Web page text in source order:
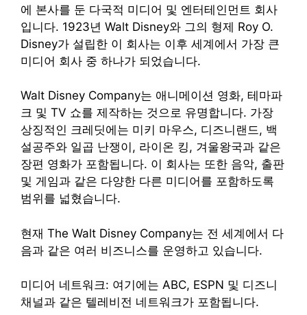
에 본사를 둔 다국적 미디어 및 엔터테인먼트 회사
입니다. 1923년 Walt Disney와 그의 형제 Roy O.
Disney가 설립한 이 회사는 이후 세계에서 가장 큰
미디어 회사 중 하나가 되었습니다.
Walt Disney Company는 애니메이션 영화, 테마파
크 및 TV 쇼를 제작하는 것으로 유명합니다. 가장
상징적인 크레딧에는 미키 마우스, 디즈니랜드, 백
설공주와 일곱 난쟁이, 라이온 킹, 겨울왕국과 같은
장편 영화가 포함됩니다. 이 회사는 또한 음악, 출판
및 게임과 같은 다양한 다른 미디어를 포함하도록
범위를 넓혔습니다.
현재 The Walt Disney Company는 전 세계에서 다
음과 같은 여러 비즈니스를 운영하고 있습니다.
미디어 네트워크: 여기에는 ABC, ESPN 및 디즈니
채널과 같은 텔레비전 네트워크가 포함됩니다.